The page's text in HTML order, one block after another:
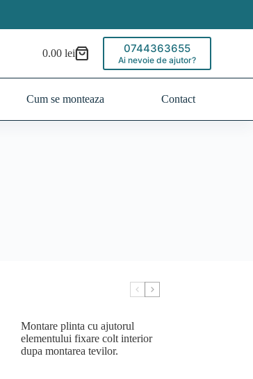
Coș
0.00 lei 0744363655
Ai nevoie de ajutor?
Cum se monteaza Contact
Montare plinta cu ajutorul
elementului fixare colt interior
dupa montarea tevilor.